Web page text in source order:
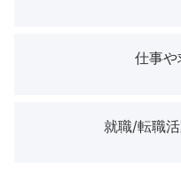
仕事
就職/転職